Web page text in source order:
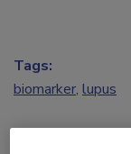
Tags:
biomarker, lupus